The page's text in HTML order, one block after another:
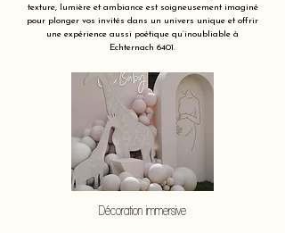
texture, lumière et ambiance est soigneusement imaginé
pour plonger vos invités dans un univers unique et offrir
une expérience aussi poétique qu’inoubliable à
Echternach 6401.
Décoration immersive